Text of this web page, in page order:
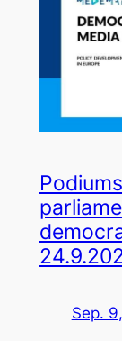
Sep.